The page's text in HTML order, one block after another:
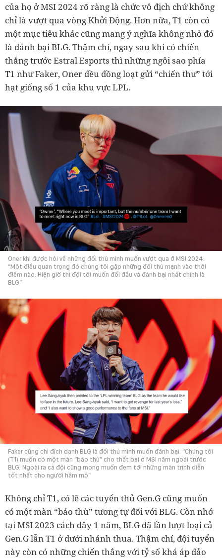
của họ ở MSI 2024 rõ ràng là chức vô địch chứ không
chỉ là vượt qua vòng Khởi Động. Hơn nữa, T1 còn có
một mục tiêu khác cũng mang ý nghĩa không nhỏ đó
là đánh bại BLG. Thậm chí, ngay sau khi có chiến
thắng trước Estral Esports thì những ngôi sao phía
T1 như Faker, Oner đều đồng loạt gửi “chiến thư” tới
hạt giống số 1 của khu vực LPL.
Oner khi được hỏi về những đối thủ mình muốn vượt qua ở MSI 2024:
“Một điều quan trọng đó chúng tôi gặp những đối thủ mạnh vào thời
điểm nào. Hiện giờ thì đội tôi muốn đối đầu và đánh bại nhất chính là
BLG”
Faker cũng chỉ đích danh BLG là đối thủ mình muốn đánh bại: “Chúng tôi
(T1) muốn có một màn “báo thù” cho thất bại ở MSI năm ngoái trước
BLG. Ngoài ra cả đội cũng mong muốn đem tới những màn trình diễn
tốt nhất cho người hâm mộ”
Không chỉ T1, có lẽ các tuyển thủ Gen.G cũng muốn
có một màn “báo thù” tương tự đối với BLG. Còn nhớ
tại MSI 2023 cách đây 1 năm, BLG đã lần lượt loại cả
Gen.G lẫn T1 ở dưới nhánh thua. Thậm chí, đội tuyển
này còn có những chiến thắng với tỷ số khá áp đảo